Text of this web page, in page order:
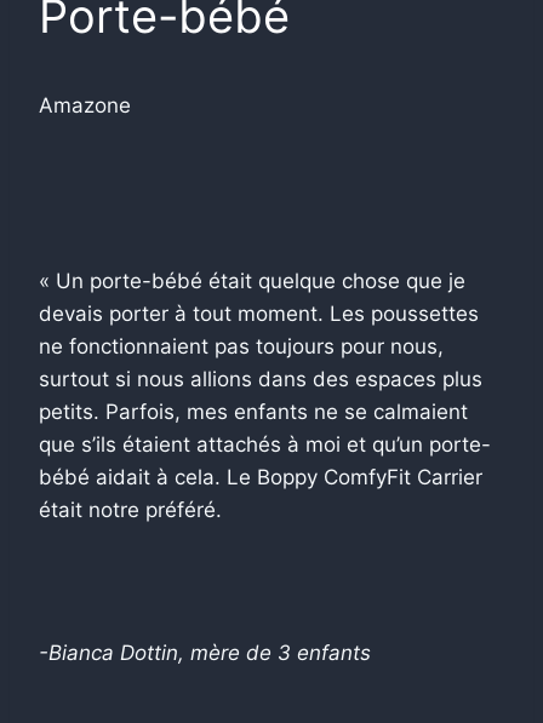
Porte-bébé
Amazone
« Un porte-bébé était quelque chose que je
devais porter à tout moment. Les poussettes
ne fonctionnaient pas toujours pour nous,
surtout si nous allions dans des espaces plus
petits. Parfois, mes enfants ne se calmaient
que s’ils étaient attachés à moi et qu’un porte-
bébé aidait à cela. Le Boppy ComfyFit Carrier
était notre préféré.
-Bianca Dottin, mère de 3 enfants